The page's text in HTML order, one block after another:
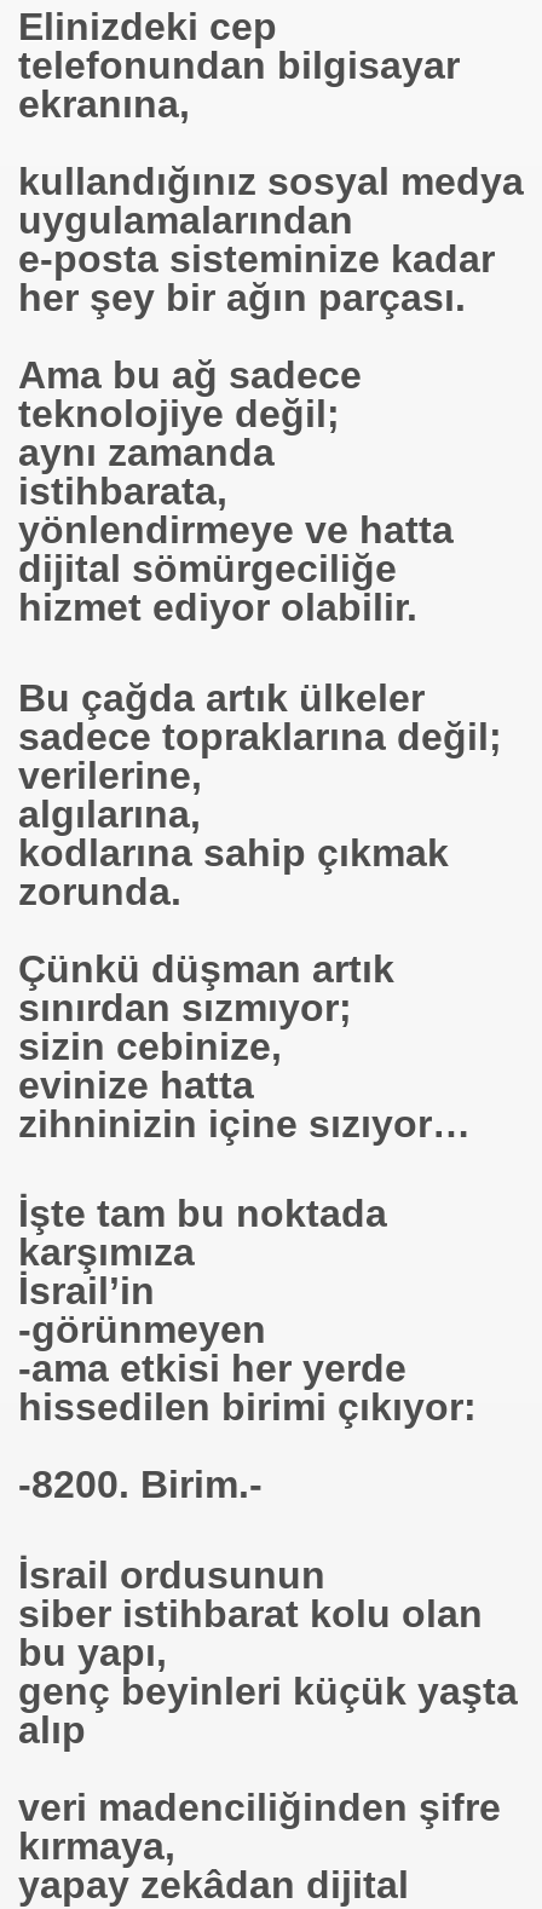
Elinizdeki cep
telefonundan bilgisayar
ekranına,
kullandığınız sosyal medya
uygulamalarından
e-posta sisteminize kadar
her şey bir ağın parçası.
Ama bu ağ sadece
teknolojiye değil;
aynı zamanda
istihbarata,
yönlendirmeye ve hatta
dijital sömürgeciliğe
hizmet ediyor olabilir.
Bu çağda artık ülkeler
sadece topraklarına değil;
verilerine,
algılarına,
kodlarına sahip çıkmak
zorunda.
Çünkü düşman artık
sınırdan sızmıyor;
sizin cebinize,
evinize hatta
zihninizin içine sızıyor…
İşte tam bu noktada
karşımıza
İsrail’in
-görünmeyen
-ama etkisi her yerde
hissedilen birimi çıkıyor:
-8200. Birim.-
İsrail ordusunun
siber istihbarat kolu olan
bu yapı,
genç beyinleri küçük yaşta
alıp
veri madenciliğinden şifre
kırmaya,
yapay zekâdan dijital
Alacak
ERDEMİR
Prof.Fuat
1.
Murat GÜNEL
!!!
fiatı
Mucidi
HAN
Türkiyeliler
dedi